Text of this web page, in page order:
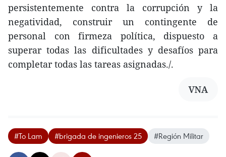
persistentemente contra la corrupción y la
negatividad, construir un contingente de
personal con firmeza política, dispuesto a
superar todas las dificultades y desafíos para
completar todas las tareas asignadas./.
VNA
#To Lam #brigada de ingenieros 25 #Región Militar